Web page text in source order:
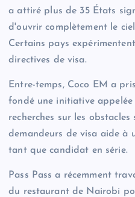
a attiré plus de 35 États
d'ouvrir complètement le
Certains pays
directives de visa.
Entre-temps, Coco EM a
fondé une initiative appelée
recherches sur les
demandeurs de visa aide à
tant que candidat en série.
Pass Pass a récemment
du restaurant de Nairobi